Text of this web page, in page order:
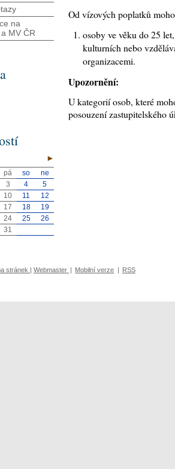
Od vízových poplatků
osoby ve věku do 25
kulturních nebo
organizacemi.
Upozornění:
U kategorií osob, které
posouzení zastupitelského
na
MV ČR
►
pá so
ne
3 4
5
10 11
12
17 18
19
24 25
26
31
stránek Webmaster Mobilní verze RSS